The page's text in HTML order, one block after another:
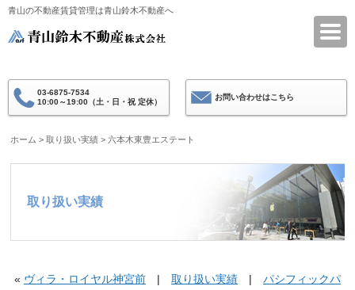
青山の不動産賃貸管理は青山鈴木不動産へ
03-6875-7534
10:00～19:00（土・日・祝 定休）
お問い合わせはこちら
ホーム >取り扱い実績 >六本木東豊エステート
取り扱い実績
« ヴィラ・ロイヤル神宮前| 取り扱い実績| パシフィックパ